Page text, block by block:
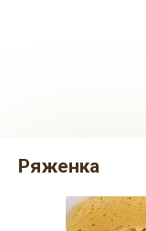
ряженка